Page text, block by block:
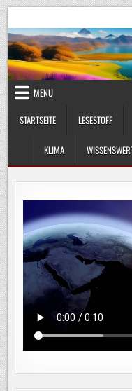
Skip
to
content
MENU
STARTSEITE
LESESTOFF
KLIMA